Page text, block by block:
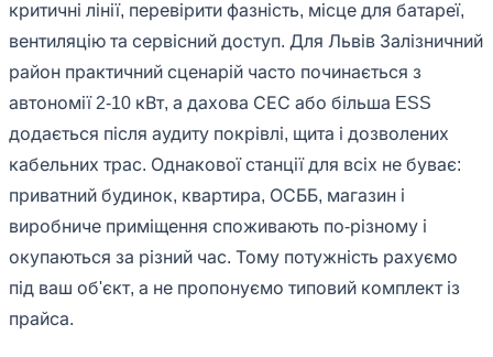
критичні лінії, перевірити фазність, місце для батареї,
вентиляцію та сервісний доступ. Для Львів Залізничний
район практичний сценарій часто починається з
автономії 2-10 кВт, а дахова СЕС або більша ESS
додається після аудиту покрівлі, щита і дозволених
кабельних трас. Однакової станції для всіх не буває:
приватний будинок, квартира, ОСББ, магазин і
виробниче приміщення споживають по-різному і
окупаються за різний час. Тому потужність рахуємо
під ваш об'єкт, а не пропонуємо типовий комплект із
прайса.